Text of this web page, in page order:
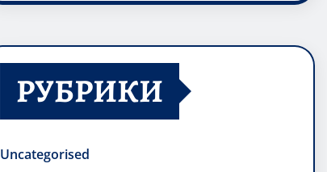
РУБРИКИ
Uncategorised